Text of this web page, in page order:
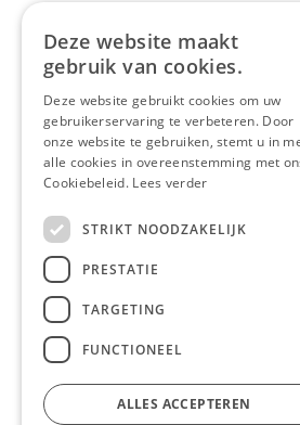
Diepvries
Dessert
Groenten en fruit
Droge Voeding
Soepen
Gedroogde Voeding
Bloem
Bouillons
Deze website maakt
gebruik van cookies.
Deze website gebruikt cookies om uw
gebruikerservaring te verbeteren. Door
onze website te gebruiken, stemt u in
alle cookies in overeenstemming met
Cookiebeleid. Lees verder
STRIKT NOODZAKELIJK
PRESTATIE
TARGETING
FUNCTIONEEL
ALLES ACCEPTEREN